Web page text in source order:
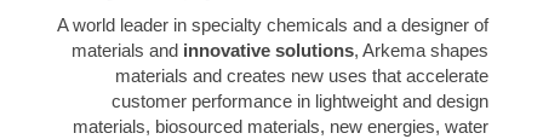
A world leader in specialty chemicals and a designer of
materials and innovative solutions, Arkema shapes
materials and creates new uses that accelerate
customer performance in lightweight and design
materials, biosourced materials, new energies, water